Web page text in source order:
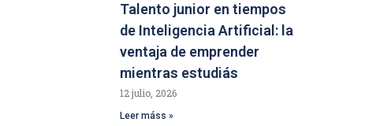
Talento junior en tiempos
de Inteligencia Artificial: la
ventaja de emprender
mientras estudiás
12 julio, 2026
Leer máss »